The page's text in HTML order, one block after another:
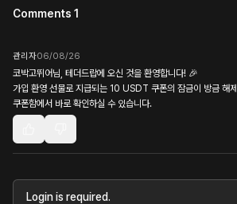
Comments 1
관리자06/08/26
코박고뛰어님, 테더드랍에 오신 것을 환영합니다! 🎉
가입 환영 선물로 지급되는 10 USDT 쿠폰의 잠금이 방금 해
쿠폰함에서 바로 확인하실 수 있습니다.
Login is required.